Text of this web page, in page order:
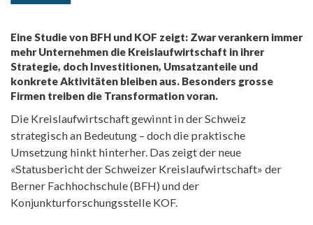
Eine Studie von BFH und KOF zeigt: Zwar verankern immer
mehr Unternehmen die Kreislaufwirtschaft in ihrer
Strategie, doch Investitionen, Umsatzanteile und
konkrete Aktivitäten bleiben aus. Besonders grosse
Firmen treiben die Transformation voran.
Die Kreislaufwirtschaft gewinnt in der Schweiz
strategisch an Bedeutung – doch die praktische
Umsetzung hinkt hinterher. Das zeigt der neue
«Statusbericht der Schweizer Kreislaufwirtschaft» der
Berner Fachhochschule (BFH) und der
Konjunkturforschungsstelle KOF.